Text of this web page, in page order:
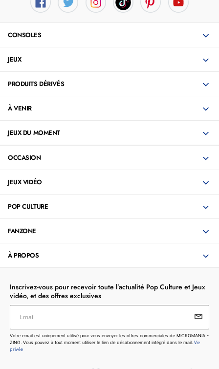
CONSOLES
JEUX
PRODUITS DÉRIVÉS
À VENIR
JEUX DU MOMENT
OCCASION
JEUX VIDÉO
POP CULTURE
FANZONE
À PROPOS
Inscrivez-vous pour recevoir toute l’actualité Pop Culture et Jeux
vidéo, et des offres exclusives
Votre email est uniquement utilisé pour vous envoyer les
offres commerciales de MICROMANIA - ZING. Vous pouvez
à tout moment utiliser le lien de désabonnement intégré dans
Email
Votre email est uniquement utilisé pour vous envoyer les offres commerciales de MICROMANIA -
ZING. Vous pouvez à tout moment utiliser le lien de désabonnement intégré dans le mail. Vie
privée